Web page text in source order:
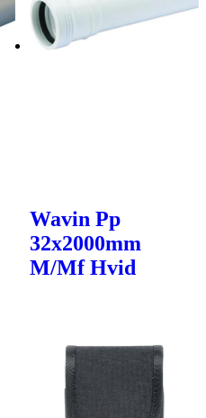
Wavin Pp
32x2000mm
M/Mf Hvid